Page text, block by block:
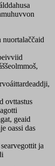
nuortalaččaid
ovttastus
geaid
oassi das
ja